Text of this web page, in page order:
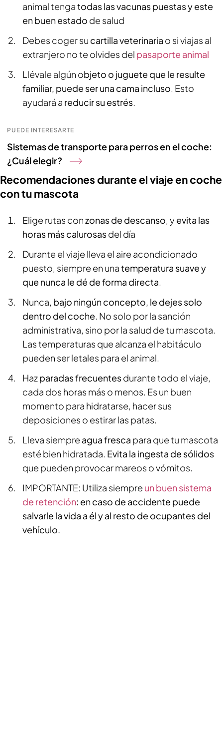
animal tengatodas las vacunas puestas y este
en buen estado de salud
Debes coger su cartilla veterinaria o si viajas al
extranjero no te olvides del pasaporte animal
Llévale algún objeto o juguete que le resulte
familiar, puede ser una cama incluso. Esto
ayudará a reducir su estrés.
PUEDE INTERESARTE
Sistemas de transporte para perros en el coche:
¿Cuál elegir?
Recomendaciones durante el viaje en coche
con tu mascota
Elige rutas conzonas de descanso, y evita las
horas más calurosasdel día
Durante el viaje lleva el aire acondicionado
puesto, siempre en unatemperatura suave y
que nunca le dé de forma directa.
Nunca, bajo ningún concepto, le dejes solo
dentro del coche. No solo por la sanción
administrativa, sino por la salud de tu mascota.
Las temperaturas que alcanza el habitáculo
pueden ser letales para el animal.
Hazparadas frecuentesdurante todo el viaje,
cada dos horas más o menos. Es un buen
momento para hidratarse, hacer sus
deposiciones o estirar las patas.
Lleva siempre agua fresca para que tu mascota
esté bien hidratada. Evita la ingesta de sólidos
que pueden provocar mareos o vómitos.
IMPORTANTE: Utiliza siempre un buen sistema
de retención: en caso de accidente puede
salvarle la vida a él y al resto de ocupantes del
vehículo.